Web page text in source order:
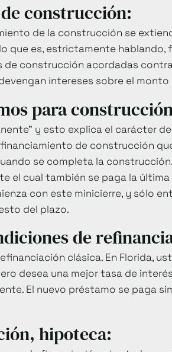
construcción:
de la construcción se
que es, estrictamente
de construcción acordadas
intereses sobre el monto
para
y esto explica el carácter
financiamiento de construcción
se completa la
el cual también se paga la
con este minicierre, y sólo
del plazo.
de
clásica. En Florida,
desea una mejor tasa de
El nuevo préstamo se paga
hipoteca: